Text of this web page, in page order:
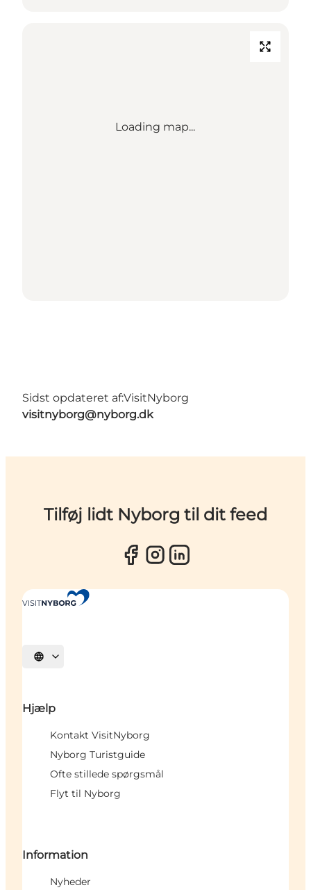
Loading map...
Sidst opdateret af:VisitNyborg
visitnyborg@nyborg.dk
Tilføj lidt Nyborg til dit feed
Vælg sprog
Hjælp
Kontakt VisitNyborg
Nyborg Turistguide
Ofte stillede spørgsmål
Flyt til Nyborg
Information
Nyheder